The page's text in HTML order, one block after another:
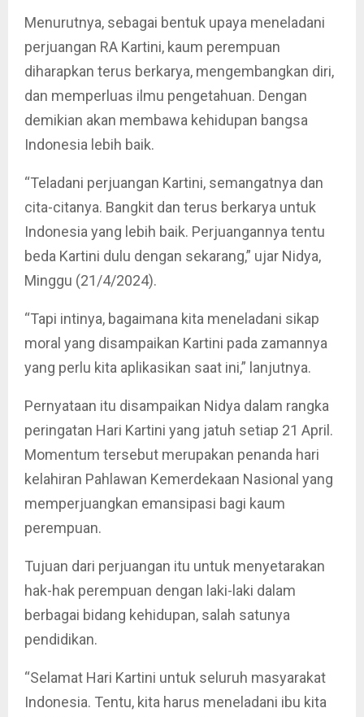
Menurutnya, sebagai bentuk upaya meneladani
perjuangan RA Kartini, kaum perempuan
diharapkan terus berkarya, mengembangkan diri,
dan memperluas ilmu pengetahuan. Dengan
demikian akan membawa kehidupan bangsa
Indonesia lebih baik.
“Teladani perjuangan Kartini, semangatnya dan
cita-citanya. Bangkit dan terus berkarya untuk
Indonesia yang lebih baik. Perjuangannya tentu
beda Kartini dulu dengan sekarang,” ujar Nidya,
Minggu (21/4/2024).
“Tapi intinya, bagaimana kita meneladani sikap
moral yang disampaikan Kartini pada zamannya
yang perlu kita aplikasikan saat ini,” lanjutnya.
Pernyataan itu disampaikan Nidya dalam rangka
peringatan Hari Kartini yang jatuh setiap 21 April.
Momentum tersebut merupakan penanda hari
kelahiran Pahlawan Kemerdekaan Nasional yang
memperjuangkan emansipasi bagi kaum
perempuan.
Tujuan dari perjuangan itu untuk menyetarakan
hak-hak perempuan dengan laki-laki dalam
berbagai bidang kehidupan, salah satunya
pendidikan.
“Selamat Hari Kartini untuk seluruh masyarakat
Indonesia. Tentu, kita harus meneladani ibu kita